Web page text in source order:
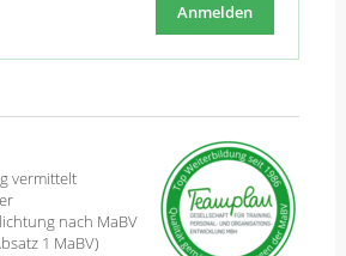
Anmelden
vermittelt
nach MaBV
1 MaBV)